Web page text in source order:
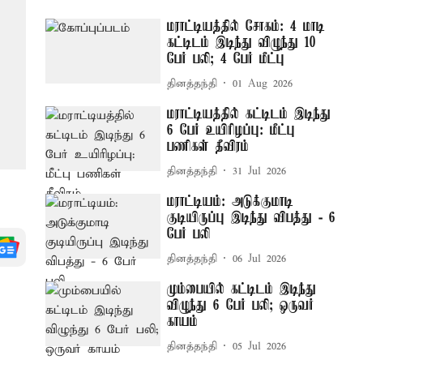
மராட்டியத்தில் சோகம்: 4 மாடி
கட்டிடம் இடிந்து விழுந்து 10
பேர் பலி; 4 பேர் மீட்பு
தினத்தந்தி 01 Aug 2026
மராட்டியத்தில் கட்டிடம் இடிந்து
6 பேர் உயிரிழப்பு: மீட்பு
பணிகள் தீவிரம்
தினத்தந்தி 31 Jul 2026
மராட்டியம்: அடுக்குமாடி
குடியிருப்பு இடிந்து விபத்து - 6
பேர் பலி
தினத்தந்தி 06 Jul 2026
மும்பையில் கட்டிடம் இடிந்து
விழுந்து 6 பேர் பலி; ஒருவர்
காயம்
தினத்தந்தி 05 Jul 2026